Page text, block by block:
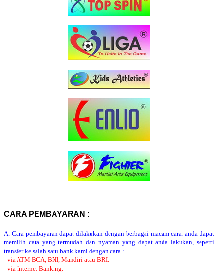
CARA PEMBAYARAN :
A. Cara pembayaran dapat dilakukan dengan berbagai macam cara, anda dapat
memilih cara yang termudah dan nyaman yang dapat anda lakukan, seperti
transfer ke salah satu bank kami dengan cara :
- via ATM BCA, BNI, Mandiri atau BRI.
- via Internet Banking.